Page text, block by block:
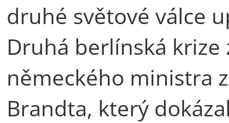
druhé světové válce
Druhá berlínská
německého ministra
Brandta, který